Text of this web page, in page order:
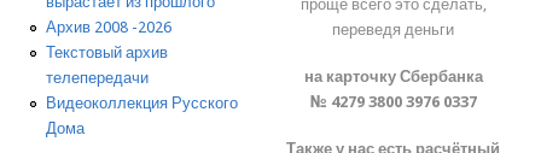
Архив 2008 -2026
Текстовый архив
телепередачи
Видеоколлекция Русского
Дома
проще всего это сделать,
переведя деньги
на карточку Сбербанка
№ 4279 3800 3976 0337
Также у нас есть расчётный